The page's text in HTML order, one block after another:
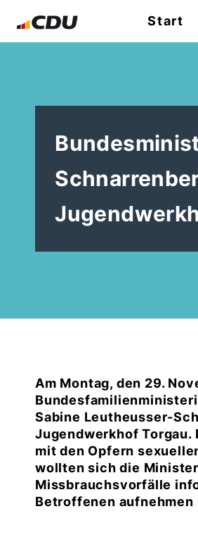
Start
Am Montag, den 29.
Sabine Leutheusser-
Jugendwerkhof Torgau.
mit den Opfern
wollten sich die
Missbrauchsvorfälle
Betroffenen aufnehmen